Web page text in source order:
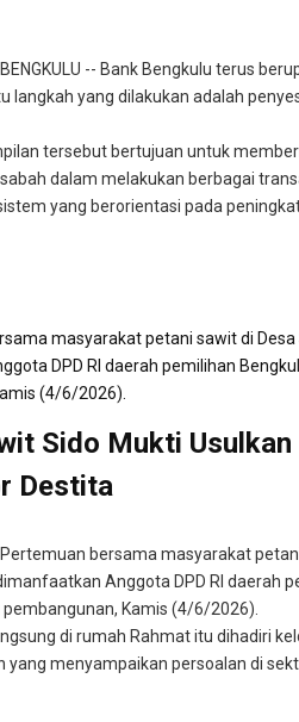
-- Bank Bengkulu terus
langkah yang dilakukan adalah
tersebut bertujuan untuk
dalam melakukan berbagai
yang berorientasi pada
Sido Mukti
Destita
bersama masyarakat
Anggota DPD RI daerah
Kamis (4/6/2026).
di rumah Rahmat itu dihadiri
yang menyampaikan persoalan di